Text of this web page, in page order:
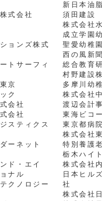
式会社
ョンズ株式
トサーフィ
京
ク
会社
会社
スティクス
ーネット
ド・エイ
ナル
クノロジー
新日本油
須田建設
株式会社
成立学園
聖愛幼稚
西の風新
総合教育
村野建設
多摩川幼
株式会社
渡辺会計
東海ビコ
東京都病
株式会社
特別養護
栃木ハイ
株式会社
日本ヒル
社
株式会社